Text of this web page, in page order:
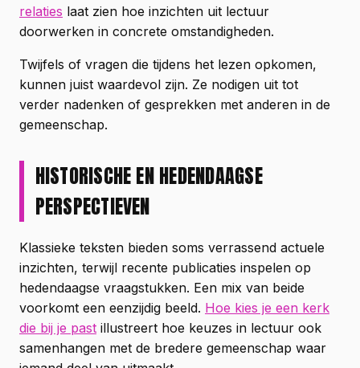
relaties laat zien hoe inzichten uit lectuur
doorwerken in concrete omstandigheden.
Twijfels of vragen die tijdens het lezen opkomen,
kunnen juist waardevol zijn. Ze nodigen uit tot
verder nadenken of gesprekken met anderen in de
gemeenschap.
HISTORISCHE EN HEDENDAAGSE
PERSPECTIEVEN
Klassieke teksten bieden soms verrassend actuele
inzichten, terwijl recente publicaties inspelen op
hedendaagse vraagstukken. Een mix van beide
voorkomt een eenzijdig beeld. Hoe kies je een kerk
die bij je past illustreert hoe keuzes in lectuur ook
samenhangen met de bredere gemeenschap waar